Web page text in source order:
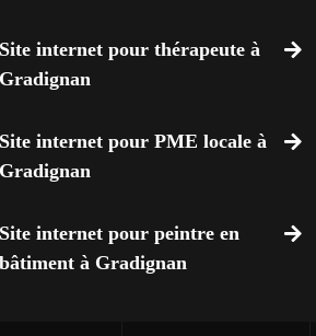
Site internet pour thérapeute à
Gradignan
Site internet pour PME locale à
Gradignan
Site internet pour peintre en
bâtiment à Gradignan